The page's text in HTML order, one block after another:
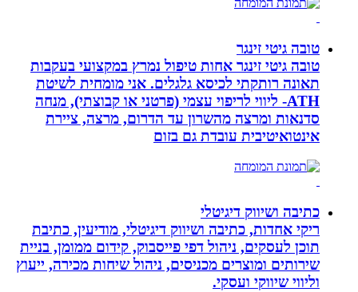
טובה גיטי זינגר
טובה גיטי זינגר אחות טיפול נמרץ במקצועי בעקבות
תאונה רותקתי לכיסא גלגלים. אני מומחית לשיטת
ATH- ליווי לריפוי עצמי (פרטני או קבוצתי), מנחה
סדנאות ומרצה מהשרון עד הדרום, מרצה, ציירת
אינטואיטיבית עובדת גם בזום
כתיבה ושיווק דיגיטלי
ריקי אחדות, כתיבה ושיווק דיגיטלי, מודיעין, כתיבת
תוכן לעסקים, ניהול דפי פייסבוק, קידום ממומן, בניית
שירותים ומוצרים מכניסים, ניהול שיחות מכירה, ייעוץ
וליווי שיווקי ועסקי.